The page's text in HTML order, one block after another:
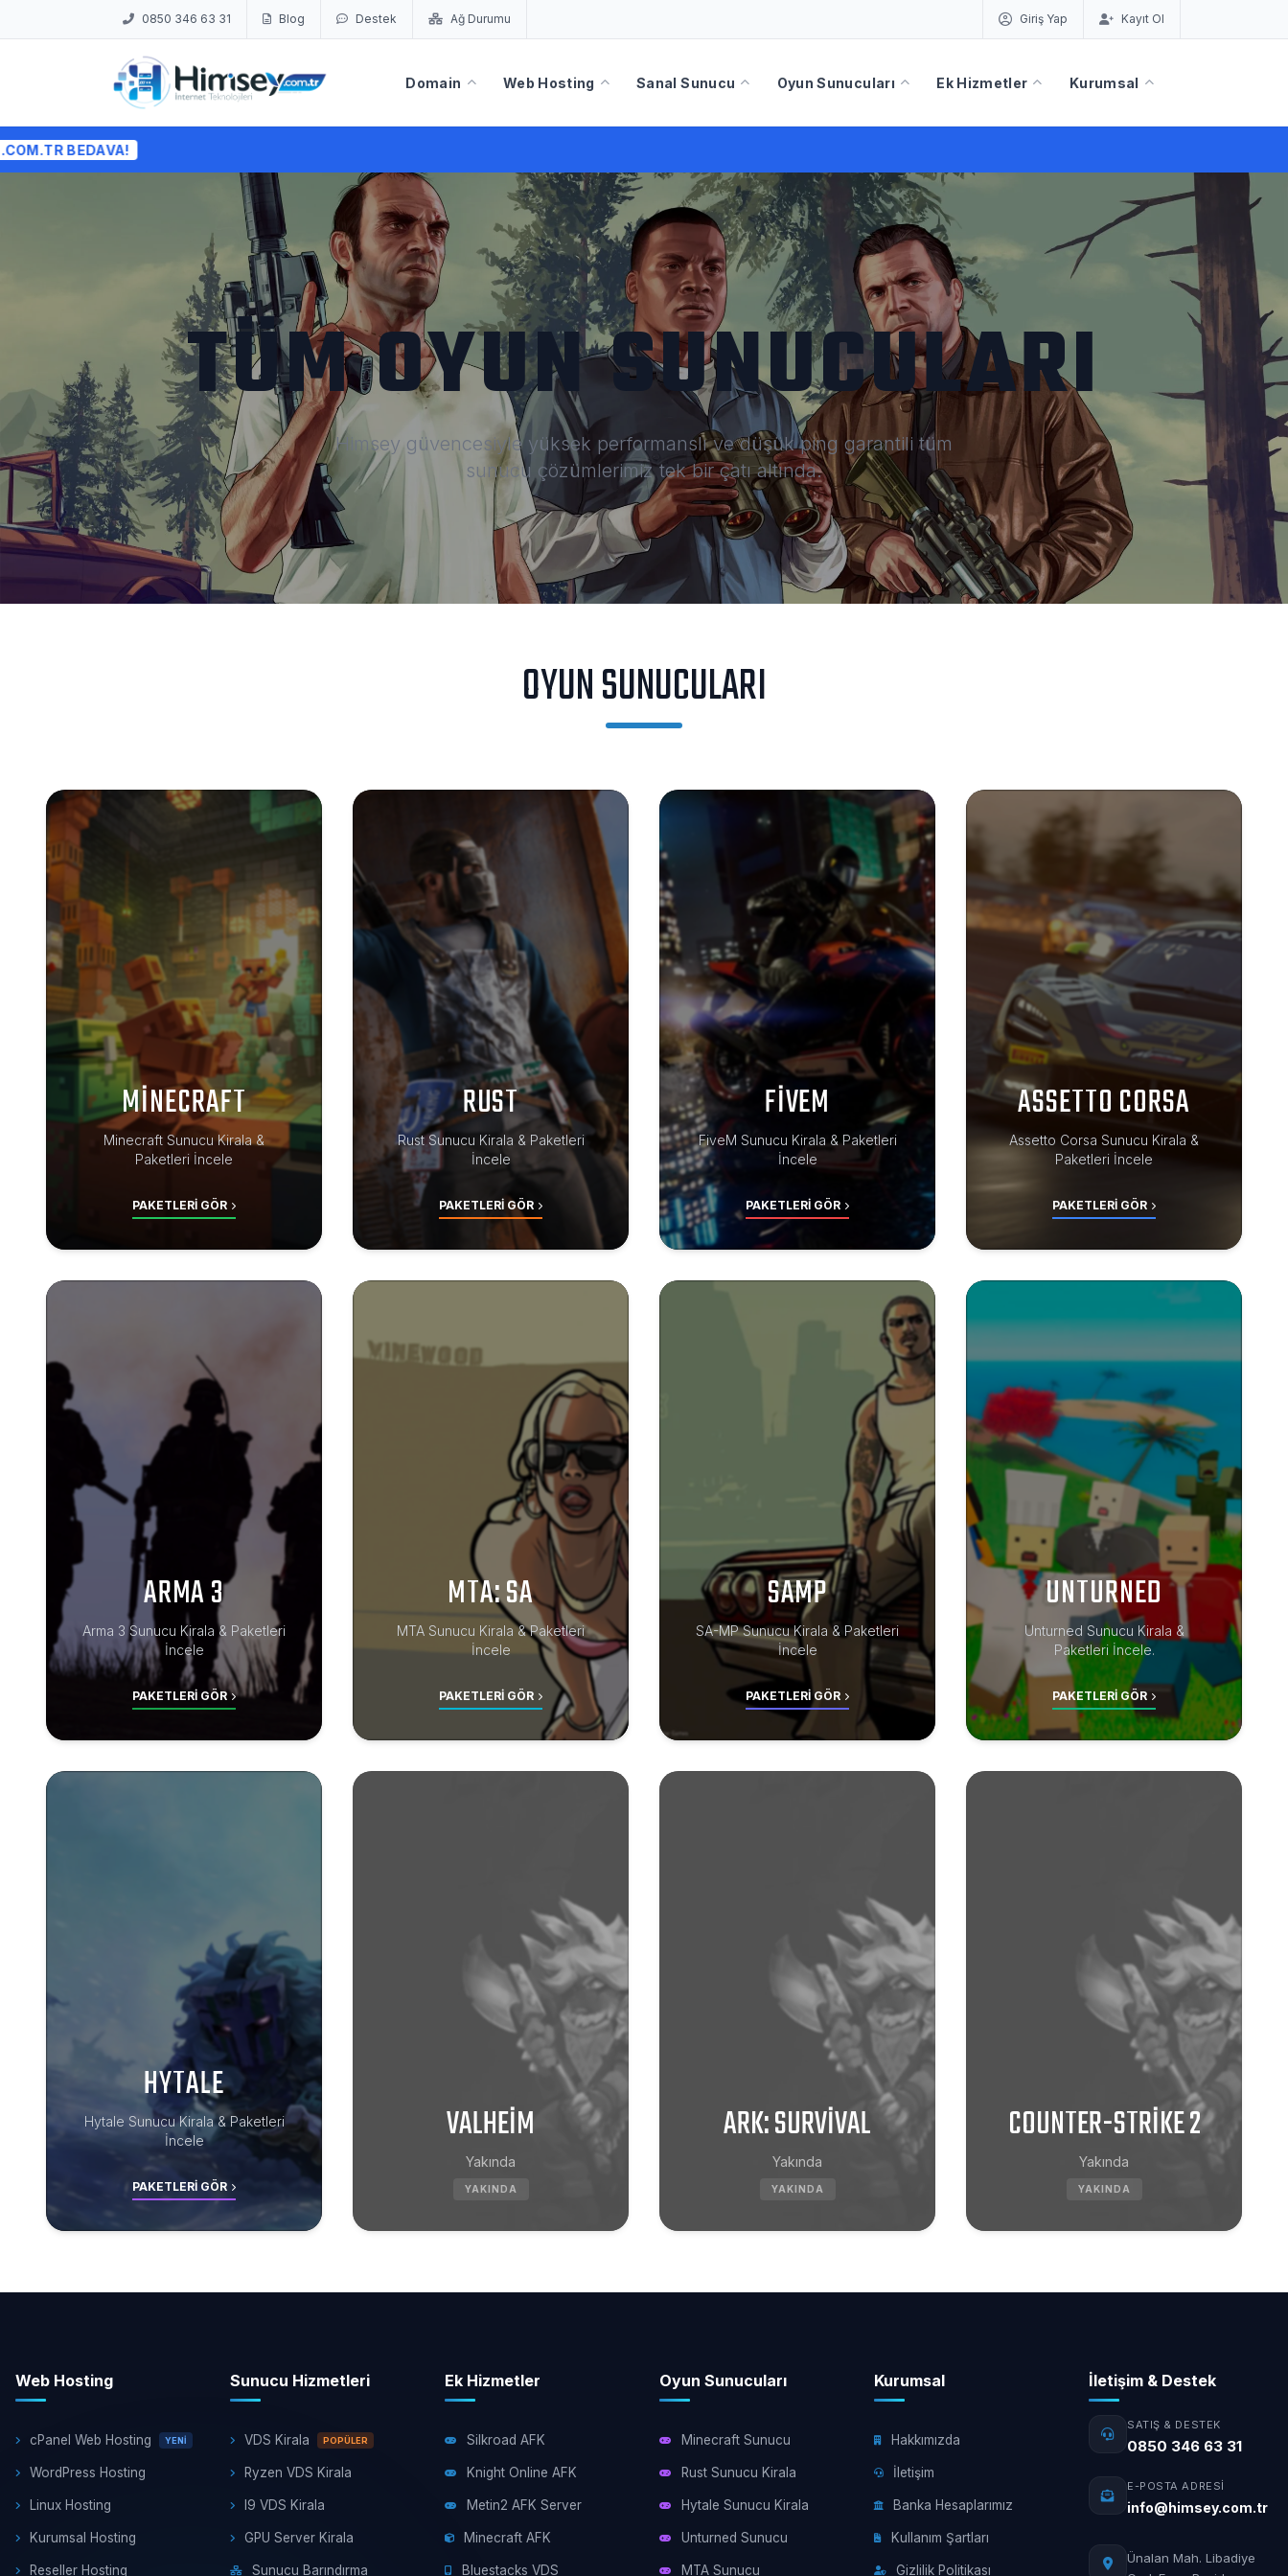
0850 346 63 31 Blog Destek Ağ Durumu Giriş Yap Kayıt Ol
Domain Web Hosting Sanal Sunucu Oyun Sunucuları Ek Hizmetler Kurumsal
TÜM OYUN SUNUCULARI
Himsey güvencesiyle yüksek performanslı ve düşük ping garantili tüm
sunucu çözümlerimiz tek bir çatı altında.
OYUN SUNUCULARI
MINECRAFT
Minecraft Sunucu Kirala &
Paketleri İncele
PAKETLERI GÖR
RUST
Rust Sunucu Kirala & Paketleri
İncele
PAKETLERI GÖR
FIVEM
FiveM Sunucu Kirala & Paketleri
İncele
PAKETLERI GÖR
ASSETTO CORSA
Assetto Corsa Sunucu Kirala &
Paketleri İncele
PAKETLERI GÖR
ARMA 3
Arma 3 Sunucu Kirala & Paketleri
İncele
PAKETLERI GÖR
MTA: SA
MTA Sunucu Kirala & Paketleri
İncele
PAKETLERI GÖR
SAMP
SA-MP Sunucu Kirala & Paketleri
İncele
PAKETLERI GÖR
UNTURNED
Unturned Sunucu Kirala &
Paketleri İncele.
PAKETLERI GÖR
HYTALE
Hytale Sunucu Kirala & Paketleri
İncele
PAKETLERI GÖR
VALHEIM
Yakında
YAKINDA
ARK: SURVIVAL
Yakında
YAKINDA
COUNTER-STRIKE 2
Yakında
YAKINDA
Web Hosting
cPanel Web Hosting YENI
WordPress Hosting
Linux Hosting
Kurumsal Hosting
Reseller Hosting
Sunucu Hizmetleri
VDS Kirala POPÜLER
Ryzen VDS Kirala
I9 VDS Kirala
GPU Server Kirala
Sunucu Barındırma
Ek Hizmetler
Silkroad AFK
Knight Online AFK
Metin2 AFK Server
Minecraft AFK
Bluestacks VDS
Oyun Sunucuları
Minecraft Sunucu
Rust Sunucu Kirala
Hytale Sunucu Kirala
Unturned Sunucu
MTA Sunucu
Kurumsal
Hakkımızda
İletişim
Banka Hesaplarımız
Kullanım Şartları
Gizlilik Politikası
İletişim & Destek
SATIŞ & DESTEK
0850 346 63 31
E-POSTA ADRESI
info@himsey.com.tr
Ünalan Mah. Libadiye